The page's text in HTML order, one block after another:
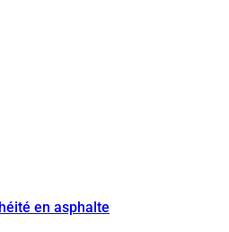
en asphalte